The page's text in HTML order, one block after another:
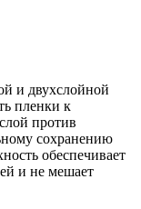
и двухслойной
пленки к
против
сохранению
обеспечивает
и не мешает